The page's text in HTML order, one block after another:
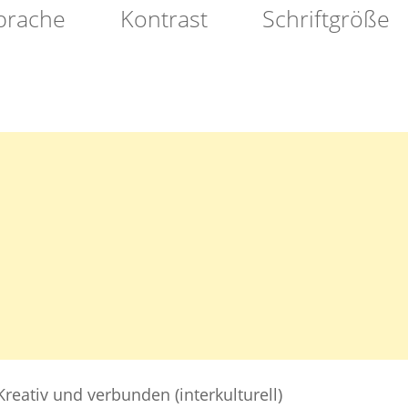
Kontrast Schriftgröße
NACHBARSCHAFT
und verbunden (interkulturell)